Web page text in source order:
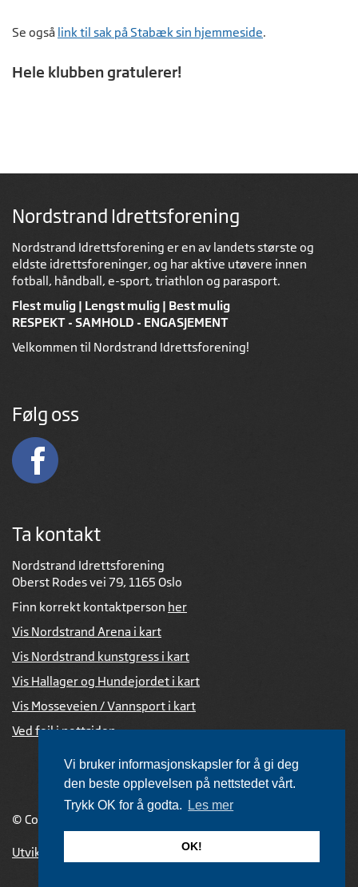
Vi bruker informasjonskapsler for å gi deg
den beste opplevelsen på nettstedet vårt.
Trykk OK for å godta.
Les mer
OK!
Se også link til sak på Stabæk sin hjemmeside.
Hele klubben gratulerer!
Nordstrand Idrettsforening
Nordstrand Idrettsforening er en av landets største og
eldste idrettsforeninger, og har aktive utøvere innen
fotball, håndball, e-sport, triathlon og parasport.
Flest mulig | Lengst mulig | Best mulig
RESPEKT - SAMHOLD - ENGASJEMENT
Velkommen til Nordstrand Idrettsforening!
Følg oss
Ta kontakt
Nordstrand Idrettsforening
Oberst Rodes vei 79, 1165 Oslo
Finn korrekt kontaktperson her
Vis Nordstrand Arena i kart
Vis Nordstrand kunstgress i kart
Vis Hallager og Hundejordet i kart
Vis Mosseveien / Vannsport i kart
Ved feil i nettsiden
© Copyright 2026 |
Utviklet av Netlab publiseres med eRedaktør